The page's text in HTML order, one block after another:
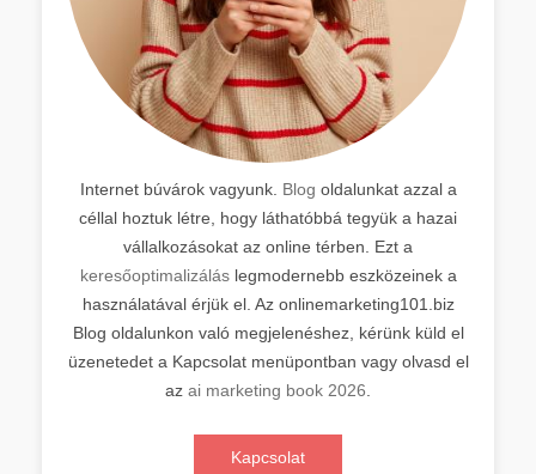
Internet búvárok vagyunk. Blog oldalunkat azzal a
céllal hoztuk létre, hogy láthatóbbá tegyük a hazai
vállalkozásokat az online térben. Ezt a
keresőoptimalizáláslegmodernebb eszközeinek a
használatával érjük el. Az onlinemarketing101.biz
Blog oldalunkon való megjelenéshez, kérünk küld el
üzenetedet a Kapcsolat menüpontban vagy olvasd el
az ai marketing book 2026
Kapcsolat